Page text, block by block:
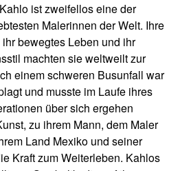
ist zweifellos eine der
Malerinnen der Welt. Ihre
bewegtes Leben und ihr
machten sie weltweilt zur
einem schweren Busunfall war
und musste im Laufe ihres
über sich ergehen
zu ihrem Mann, dem Maler
Land Mexiko und seiner
Kraft zum Weiterleben. Kahlos